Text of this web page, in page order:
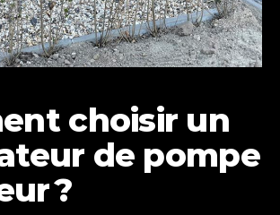
choisir un
de pompe
?